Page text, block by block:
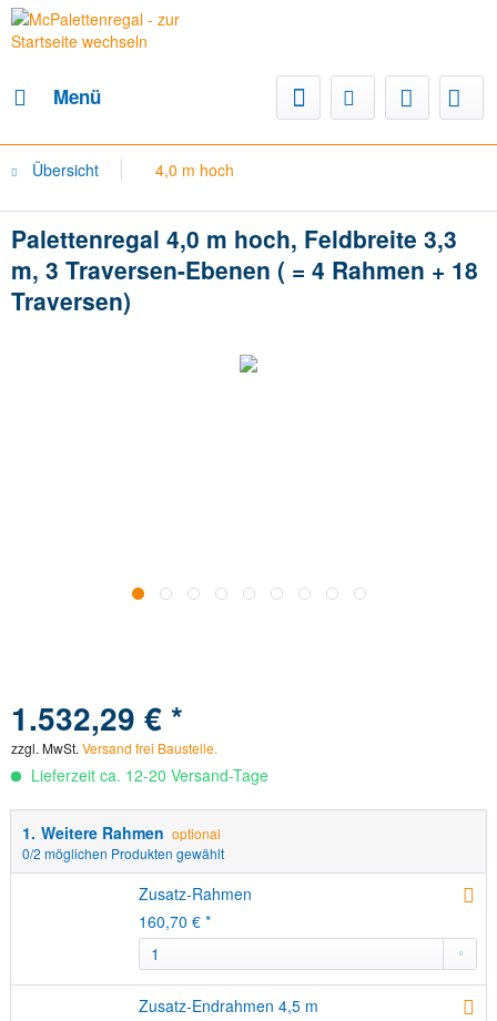
Menü
Übersicht 4,0 m hoch
Palettenregal 4,0 m hoch, Feldbreite 3,3
m, 3 Traversen-Ebenen ( = 4 Rahmen + 18
Traversen)
1.532,29 € *
zzgl. MwSt. Versand frei Baustelle.
Lieferzeit ca. 12-20 Versand-Tage
1. Weitere Rahmen optional
0/2 möglichen Produkten gewählt
Zusatz-Rahmen
160,70 € *
Zusatz-Endrahmen 4,5 m